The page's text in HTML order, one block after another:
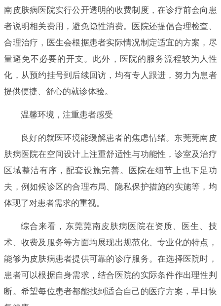
南皮肤病医院实行公开透明的收费制度，在诊疗前会向患
者说明相关费用，避免隐性消费。医院还提倡合理检查、
合理治疗，医生会根据患者实际情况制定适宜的方案，尽
量避免不必要的开支。此外，医院的服务流程较为人性
化，从预约挂号到后续回访，均有专人跟进，努力为患者
提供便捷、舒心的就诊体验。
温馨环境，注重患者感受
良好的就医环境能缓解患者的焦虑情绪。东莞莞南皮
肤病医院在空间设计上注重舒适性与功能性，诊室及治疗
区域整洁有序，配套设施完善。医院在细节上也下足功
夫，例如候诊区的合理布局、隐私保护措施的实施等，均
体现了对患者需求的重视。
综合来看，东莞莞南皮肤病医院在资质、医生、技
术、收费及服务等方面均展现出规范化、专业化的特点，
能够为皮肤病患者提供可靠的诊疗服务。在选择医院时，
患者可以根据自身需求，结合医院的实际条件作出理性判
断。希望每位患者都能找到适合自己的医疗方案，早日恢